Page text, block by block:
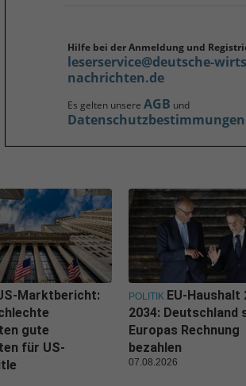
Hilfe bei der Anmeldung und
leserservice@deutsche-
nachrichten.de
Es gelten unsere AGB und
Datenschutzbestimmungen
Marktbericht:
gute
für US-
POLITIK EU-Haushalt
2034: Deutschland
Europas Rechnung
bezahlen
07.08.2026